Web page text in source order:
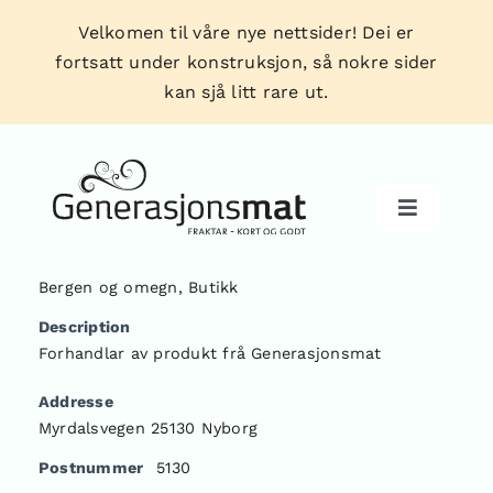
content
Velkomen til våre nye nettsider! Dei er
fortsatt under konstruksjon, så nokre sider
kan sjå litt rare ut.
Toggle
Bergen og omegn, Butikk
Description
Forhandlar av produkt frå Generasjonsmat
Addresse
Myrdalsvegen 25130 Nyborg
Postnummer 5130